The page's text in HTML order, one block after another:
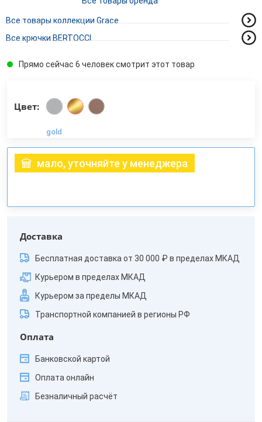
Все товары коллекции Grace
Все крючки BERTOCCI
Прямо сейчас 6 человек смотрит этот товар
Цвет:
gold
мало, уточняйте у менеджера
Доставка
Бесплатная доставка от 30 000 ₽ в пределах МКАД
Курьером в пределах МКАД
Курьером за пределы МКАД
Транспортной компанией в регионы РФ
Оплата
Банковской картой
Оплата онлайн
Безналичный расчёт